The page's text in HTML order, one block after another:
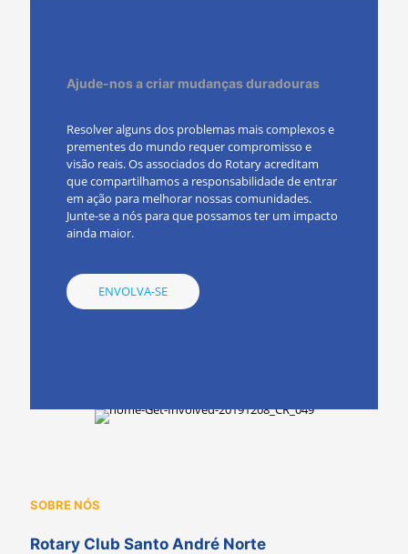
Ajude-nos a criar mudanças duradouras
Resolver alguns dos problemas mais complexos e
prementes do mundo requer compromisso e
visão reais. Os associados do Rotary acreditam
que compartilhamos a responsabilidade de entrar
em ação para melhorar nossas comunidades.
Junte-se a nós para que possamos ter um impacto
ainda maior.
ENVOLVA-SE
SOBRE NÓS
Rotary Club Santo André Norte